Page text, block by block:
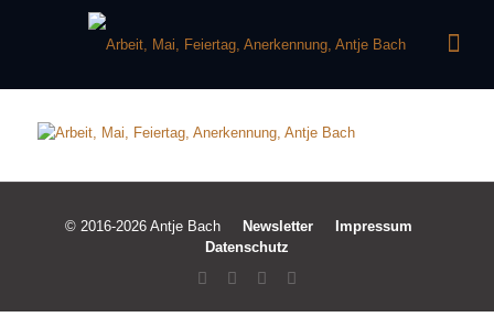
© 2016-2026 Antje Bach Newsletter
Impressum
Datenschutz